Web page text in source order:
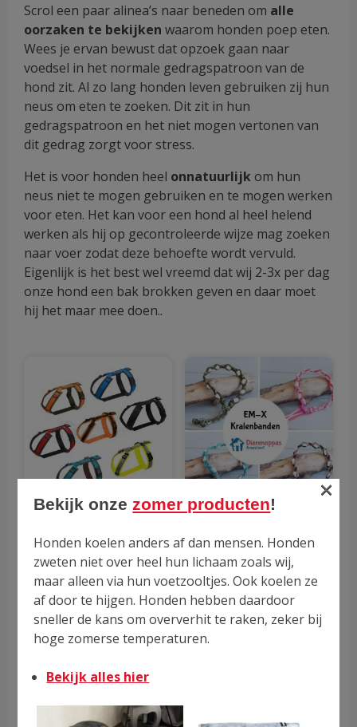
Scrol een paar alinea’s naar beneden om alle
oorzaken te bekijken waarom honden poep eten.
Wees je ervan bewust dat opzoek gaan naar
voedsel in het normale gedragspatroon van de
hond zit. Al zo lang honden leven gebruiken zij hun
neus om eten te zoeken. Dit zit in hun
gedragspatroon en het niet mogen vertonen van
dit gedrag zorgt voor stress.
Het is voor honden heel onnatuurlijkom hun
neus niet te mogen gebruiken en te mogen werken
voor eten. Het kan voor een hond al heel helend
werken als hij op gecontroleerde wijze mag zoeken
naar voer zodat deze behoefte wordt vervuld.
Eigenlijk is het best wel vreemd dat wij 2-3x per dag
onze hond een bak brokken geven en daar moet
hij het maar mee doen..
tuigje Y-vorm Anny-X
Waardering
4.94
uit 5
€39.95 53.95
€39.95
tot
product
heeft
meerdere
variaties.
Deze
optie
kan
gekozen
worden
op
de
productpagina
Ticks EM-X™’
(Verstelbare
Kralenbanden)
4.69
€25.95 - €30.95Prijsklasse:
heeft
meerdere
Bekijk onze zomer producten!
Honden koelen anders af dan mensen. Honden
zweten niet over heel hun lichaam zoals wij,
maar alleen via hun voetzooltjes. Ook koelen ze
af door te hijgen. Honden hebben daardoor
sneller de kans om oververhit te raken, zeker bij
hoge zomerse temperaturen.
Bekijk alles hier
×